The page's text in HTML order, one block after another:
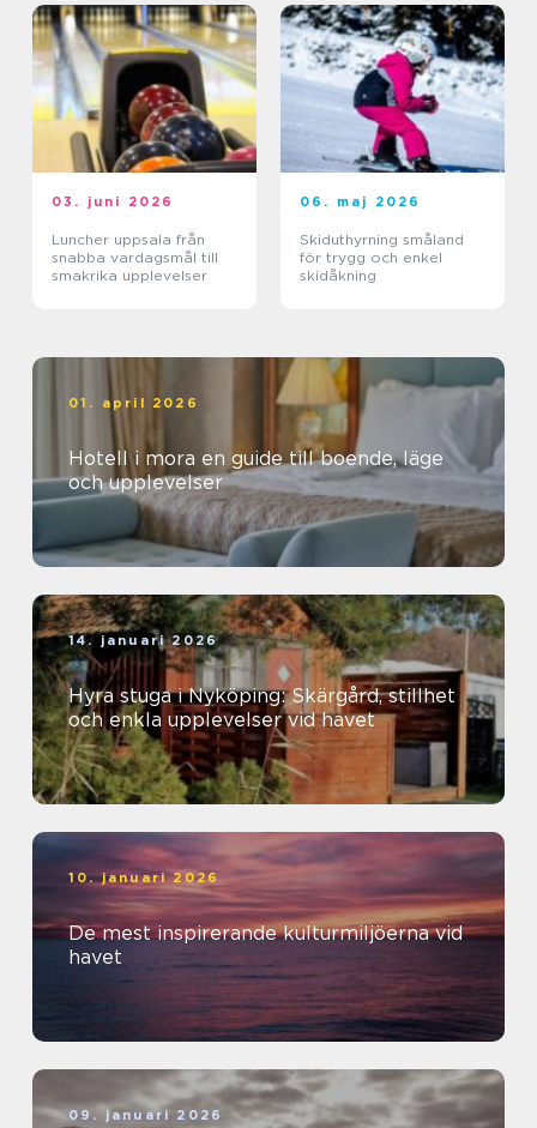
03. juni 2026
Luncher uppsala från
snabba vardagsmål till
smakrika upplevelser
06. maj 2026
Skiduthyrning småland
för trygg och enkel
skidåkning
01. april 2026
Hotell i mora en guide till boende, läge
och upplevelser
14. januari 2026
Hyra stuga i Nyköping: Skärgård, stillhet
och enkla upplevelser vid havet
10. januari 2026
De mest inspirerande kulturmiljöerna vid
havet
09. januari 2026